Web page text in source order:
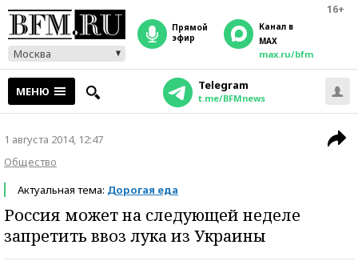
16+
Москва
прямой
эфир
Канал в
MAX
max.ru/bfm
МЕНЮ Telegram
t.me/BFMnews
1 августа 2014, 12:47
Общество
Актуальная тема: Дорогая еда
Россия может на следующей неделе
запретить ввоз лука из Украины